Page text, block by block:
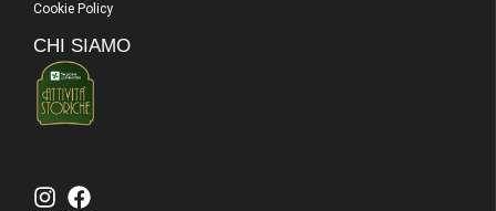
Cookie Policy
CHI SIAMO